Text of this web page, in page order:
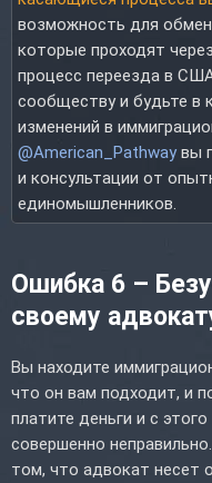
возможность для
которые проходят
процесс переезда в
сообществу и будьте в
изменений в
@American_Pathway вы
и консультации от
единомышленников.
Ошибка 6 –
своему
Вы находите
что он вам подходит, и
платите деньги и с
совершенно
том, что адвокат несет